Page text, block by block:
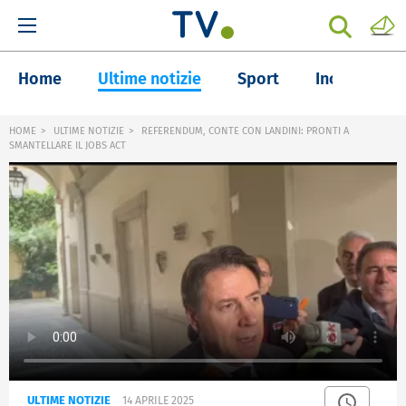
Home Ultime notizie Sport Inchieste
HOME ULTIME NOTIZIE
REFERENDUM, CONTE CON LANDINI: PRONTI A
SMANTELLARE IL JOBS ACT
ULTIME NOTIZIE 14 APRILE 2025